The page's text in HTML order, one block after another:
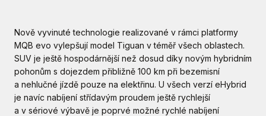
Nově vyvinuté technologie realizované v rámci platformy
MQB evo vylepšují model Tiguan v téměř všech oblastech.
SUV je ještě hospodárnější než dosud díky novým hybridním
pohonům s dojezdem přibližně 100 km při bezemisní
a nehlučné jízdě pouze na elektřinu. U všech verzí eHybrid
je navíc nabíjení střídavým proudem ještě rychlejší
a v sériové výbavě je poprvé možné rychlé nabíjení